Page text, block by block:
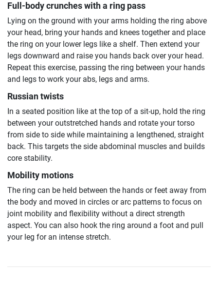
Full-body crunches with a ring pass
Lying on the ground with your arms holding the ring above
your head, bring your hands and knees together and place
the ring on your lower legs like a shelf. Then extend your
legs downward and raise you hands back over your head.
Repeat this exercise, passing the ring between your hands
and legs to work your abs, legs and arms.
Russian twists
In a seated position like at the top of a sit-up, hold the ring
between your outstretched hands and rotate your torso
from side to side while maintaining a lengthened, straight
back. This targets the side abdominal muscles and builds
core stability.
Mobility motions
The ring can be held between the hands or feet away from
the body and moved in circles or arc patterns to focus on
joint mobility and flexibility without a direct strength
aspect. You can also hook the ring around a foot and pull
your leg for an intense stretch.